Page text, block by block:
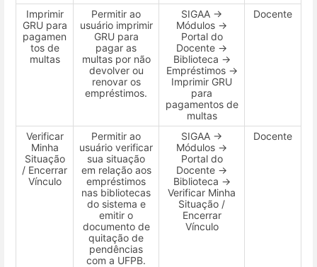
Imprimir
GRU para
pagamen
tos de
multas
Permitir ao
usuário imprimir
GRU para
pagar as
multas por não
devolver ou
renovar os
empréstimos.
SIGAA →
Módulos →
Portal do
Docente →
Biblioteca →
Empréstimos →
Imprimir GRU
para
pagamentos de
multas
Docente
Verificar
Minha
Situação
/ Encerrar
Vínculo
Permitir ao
usuário verificar
sua situação
em relação aos
empréstimos
nas bibliotecas
do sistema e
emitir o
documento de
quitação de
pendências
com a UFPB.
SIGAA →
Módulos →
Portal do
Docente →
Biblioteca →
Verificar Minha
Situação /
Encerrar
Vínculo
Docente